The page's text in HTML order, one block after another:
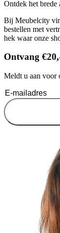
Ontdek het
Bij Meubelcity
bestellen met
hek waar onze
Ontvang
Meldt u aan voor